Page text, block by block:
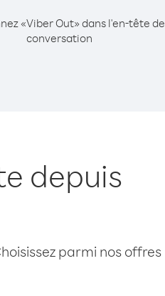
«Viber Out» dans l'en-tête de
conversation
depuis
parmi nos offres